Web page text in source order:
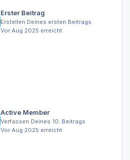
Erster Beitrag
Erstellen Deines ersten Beitrags
Vor Aug 2025 erreicht
Active Member
Verfassen Deines 10. Beitrags
Vor Aug 2025 erreicht